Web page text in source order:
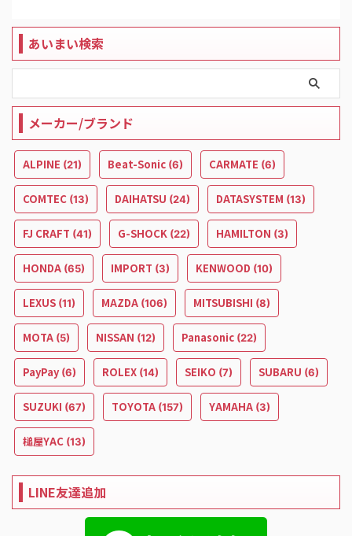
あいまい検索
メーカー/ブランド
ALPINE (21) Beat-Sonic (6) CARMATE (6)
COMTEC (13) DAIHATSU (24) DATASYSTEM (13)
FJ CRAFT (41) G-SHOCK (22) HAMILTON (3)
HONDA (65) IMPORT (3) KENWOOD (10)
LEXUS (11) MAZDA (106) MITSUBISHI (8)
MOTA (5) NISSAN (12) Panasonic (22)
PayPay(6) ROLEX (14) SEIKO (7) SUBARU (6)
SUZUKI (67) TOYOTA (157) YAMAHA (3)
槌屋YAC (13)
LINE友達追加